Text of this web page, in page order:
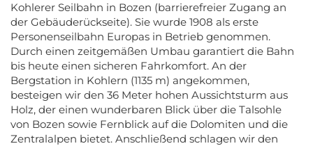
Kohlerer Seilbahn in Bozen (barrierefreier Zugang an
der Gebäuderückseite). Sie wurde 1908 als erste
Personenseilbahn Europas in Betrieb genommen.
Durch einen zeitgemäßen Umbau garantiert die Bahn
bis heute einen sicheren Fahrkomfort. An der
Bergstation in Kohlern (1135 m) angekommen,
besteigen wir den 36 Meter hohen Aussichtsturm aus
Holz, der einen wunderbaren Blick über die Talsohle
von Bozen sowie Fernblick auf die Dolomiten und die
Zentralalpen bietet. Anschließend schlagen wir den